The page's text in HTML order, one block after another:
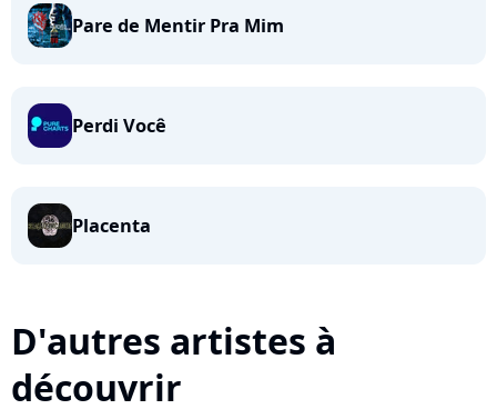
Pare de Mentir Pra Mim
Perdi Você
Placenta
D'autres artistes à
découvrir